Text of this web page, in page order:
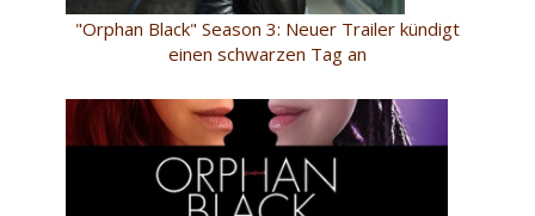
"Orphan Black" Season 3: Neuer Trailer kündigt
einen schwarzen Tag an